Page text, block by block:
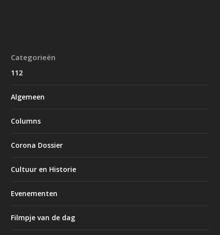
Categorieën
112
Algemeen
Columns
Corona Dossier
Cultuur en Historie
Evenementen
Filmpje van de dag